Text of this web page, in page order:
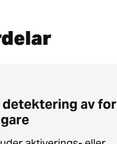
detektering av